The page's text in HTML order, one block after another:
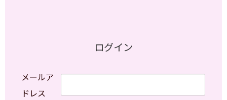
“TREHA Web”ウェブ会員とトレハ
要な方は、それぞれのサイトで会員登録を行って
ください。
ログイン